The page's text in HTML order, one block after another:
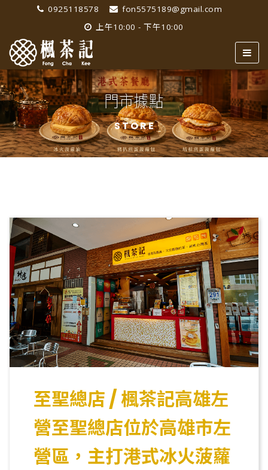
0925118578
fon5575189@gmail.com
上午10:00 - 下午10:00
門市據點
STORE
至聖總店 / 楓茶記高雄左
營至聖總店位於高雄市左
營區，主打港式冰火菠蘿